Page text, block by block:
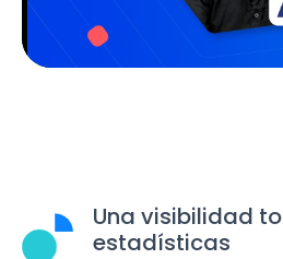
Una visibilidad
estadísticas